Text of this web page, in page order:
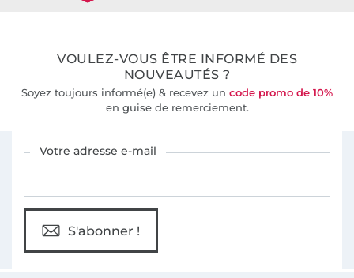
VOULEZ-VOUS ÊTRE INFORMÉ DES
NOUVEAUTÉS ?
Soyez toujours informé(e) & recevez un code promo de 10%
en guise de remerciement.
Votre adresse e-mail
S'abonner !